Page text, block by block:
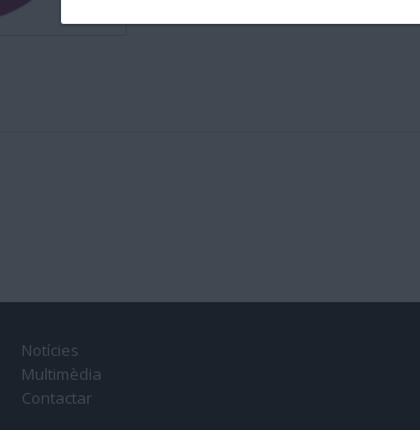
Notícies
Multimèdia
Contactar